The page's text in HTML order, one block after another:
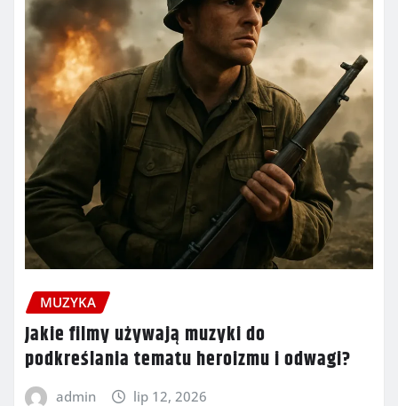
MUZYKA
Jakie filmy używają muzyki do
podkreślania tematu heroizmu i odwagi?
admin lip 12, 2026